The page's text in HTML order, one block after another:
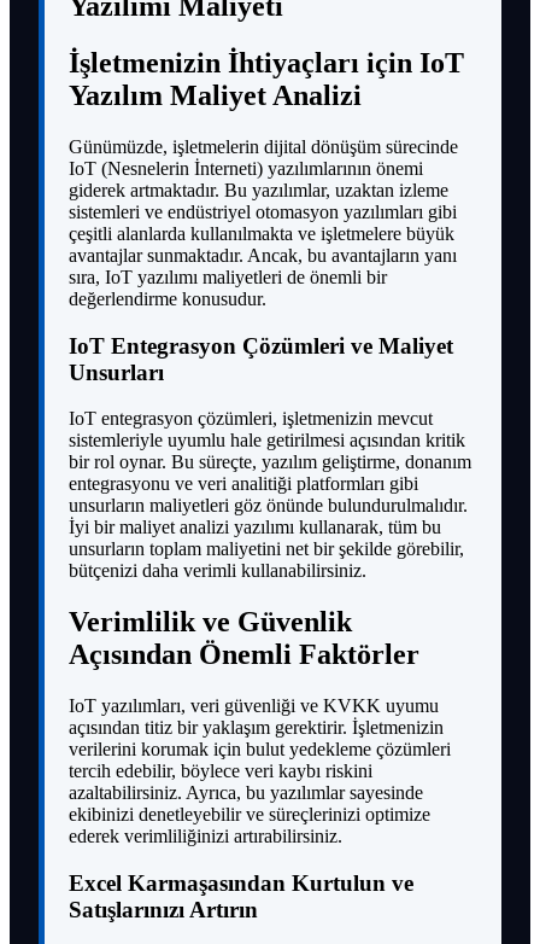
İşletmenizin İhtiyaçları için IoT
Yazılım Maliyet Analizi
Günümüzde, işletmelerin dijital dönüşüm sürecinde
IoT (Nesnelerin İnterneti) yazılımlarının önemi
giderek artmaktadır. Bu yazılımlar, uzaktan izleme
sistemleri ve endüstriyel otomasyon yazılımları gibi
çeşitli alanlarda kullanılmakta ve işletmelere büyük
avantajlar sunmaktadır. Ancak, bu avantajların yanı
sıra, IoT yazılımı maliyetleri de önemli bir
değerlendirme konusudur.
IoT Entegrasyon Çözümleri ve Maliyet
Unsurları
IoT entegrasyon çözümleri, işletmenizin mevcut
sistemleriyle uyumlu hale getirilmesi açısından kritik
bir rol oynar. Bu süreçte, yazılım geliştirme, donanım
entegrasyonu ve veri analitiği platformları gibi
unsurların maliyetleri göz önünde bulundurulmalıdır.
İyi bir maliyet analizi yazılımı kullanarak, tüm bu
unsurların toplam maliyetini net bir şekilde görebilir,
bütçenizi daha verimli kullanabilirsiniz.
Verimlilik ve Güvenlik
Açısından Önemli Faktörler
IoT yazılımları, veri güvenliği ve KVKK uyumu
açısından titiz bir yaklaşım gerektirir. İşletmenizin
verilerini korumak için bulut yedekleme çözümleri
tercih edebilir, böylece veri kaybı riskini
azaltabilirsiniz. Ayrıca, bu yazılımlar sayesinde
ekibinizi denetleyebilir ve süreçlerinizi optimize
ederek verimliliğinizi artırabilirsiniz.
Excel Karmaşasından Kurtulun ve
Satışlarınızı Artırın